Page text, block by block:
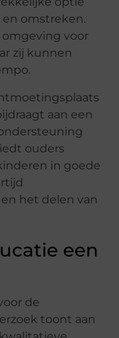
en omstreken.
voor
zij kunnen
aan een
ouders
in goede
het delen van
een
de
toont aan